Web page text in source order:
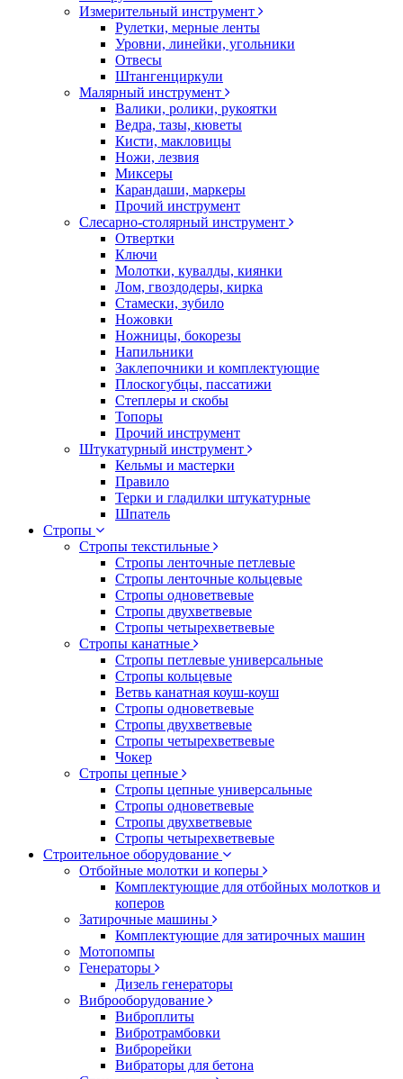
Измерительный инструмент
Рулетки, мерные ленты
Уровни, линейки, угольники
Отвесы
Штангенциркули
Малярный инструмент
Валики, ролики, рукоятки
Ведра, тазы, кюветы
Кисти, макловицы
Ножи, лезвия
Миксеры
Карандаши, маркеры
Прочий инструмент
Слесарно-столярный инструмент
Отвертки
Ключи
Молотки, кувалды, киянки
Лом, гвоздодеры, кирка
Стамески, зубило
Ножовки
Ножницы, бокорезы
Напильники
Заклепочники и комплектующие
Плоскогубцы, пассатижи
Степлеры и скобы
Топоры
Прочий инструмент
Штукатурный инструмент
Кельмы и мастерки
Правило
Терки и гладилки штукатурные
Шпатель
Стропы
Стропы текстильные
Стропы ленточные петлевые
Стропы ленточные кольцевые
Стропы одноветвевые
Стропы двухветвевые
Стропы четырехветвевые
Стропы канатные
Стропы петлевые универсальные
Стропы кольцевые
Ветвь канатная коуш-коуш
Стропы одноветвевые
Стропы двухветвевые
Стропы четырехветвевые
Чокер
Стропы цепные
Стропы цепные универсальные
Стропы одноветвевые
Стропы двухветвевые
Стропы четырехветвевые
Строительное оборудование
Отбойные молотки и коперы
Комплектующие для отбойных молотков и
коперов
Затирочные машины
Комплектующие для затирочных машин
Мотопомпы
Генераторы
Дизель генераторы
Виброоборудование
Виброплиты
Вибротрамбовки
Виброрейки
Вибраторы для бетона